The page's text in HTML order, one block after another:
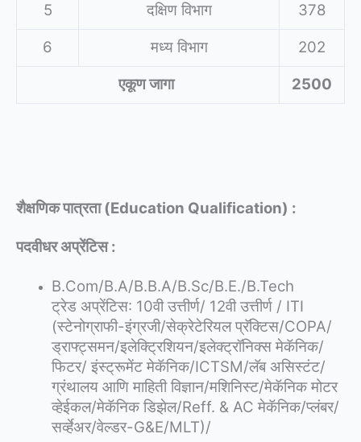
5
दक्षिण विभाग
378
6
मध्य विभाग
202
एकूण जागा
2500
शैक्षणिक पात्रता (Education Qualification) :
पदवीधर अप्रेंटिस :
B.Com/B.A/B.B.A/B.Sc/B.E./B.Tech
ट्रेड अप्रेंटिस: 10वी उत्तीर्ण/ 12वी उत्तीर्ण / ITI
(स्टेनोग्राफी-इंग्रजी/सेक्रेटेरियल प्रॅक्टिस/COPA/
ड्राफ्ट्समन/इलेक्ट्रिशियन/इलेक्ट्रॉनिक्स मेकॅनिक/
फिटर/ इंस्ट्रूमेंट मेकॅनिक/ICTSM/लॅब असिस्टंट/
ग्रंथालय आणि माहिती विज्ञान/मशिनिस्ट/मेकॅनिक मोटर
व्हेईकल/मेकॅनिक डिझेल/Reff. & AC मेकॅनिक/प्लंबर/
सर्व्हेअर/वेल्डर-G&E/MLT)/